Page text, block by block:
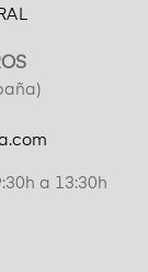
a 13:30h